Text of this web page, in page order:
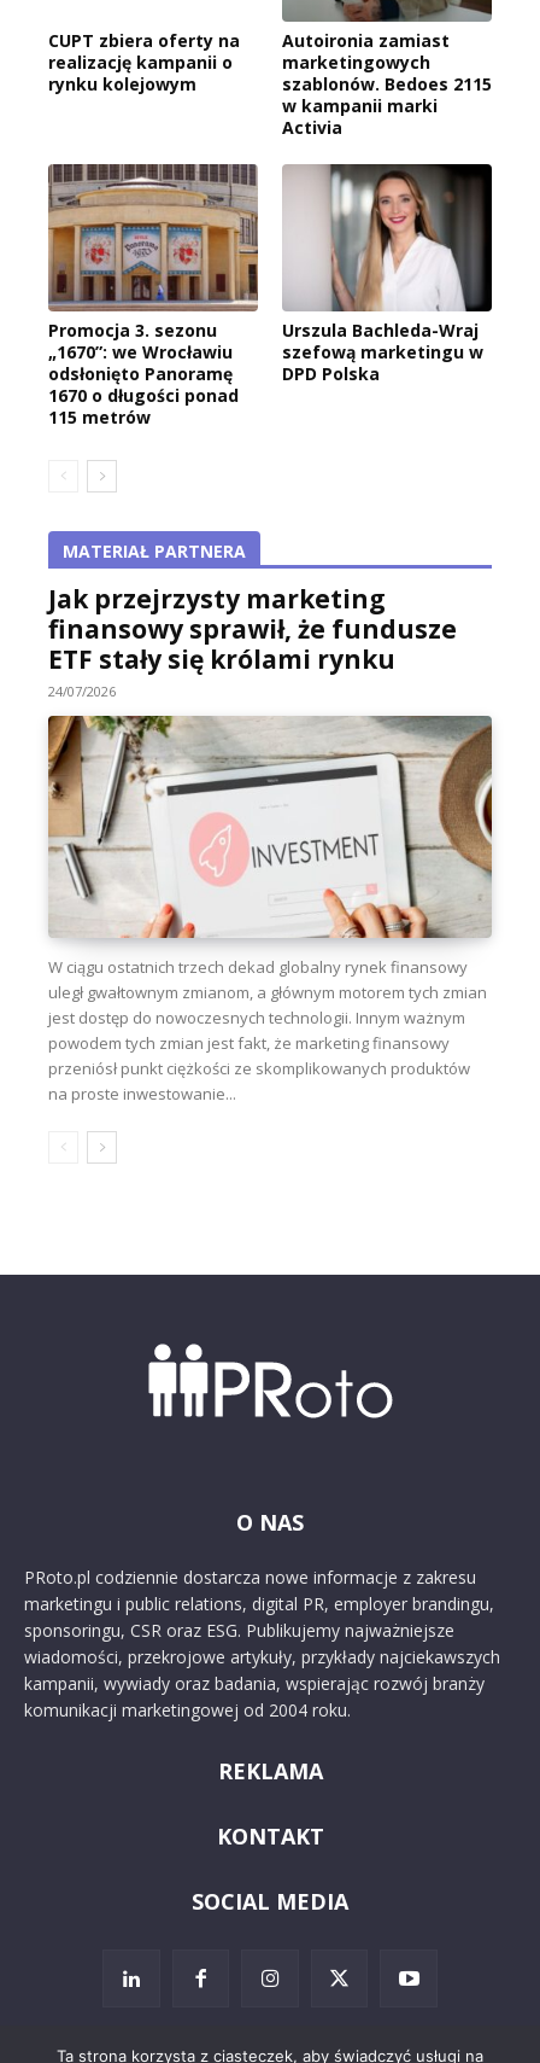
CUPT zbiera oferty na
realizację kampanii o
rynku kolejowym
Autoironia zamiast
marketingowych
szablonów. Bedoes 2115
w kampanii marki
Activia
Promocja 3. sezonu
„1670”: we Wrocławiu
odsłonięto Panoramę
1670 o długości ponad
115 metrów
Urszula Bachleda-Wraj
szefową marketingu w
DPD Polska
MATERIAŁ PARTNERA
Jak przejrzysty marketing
finansowy sprawił, że fundusze
ETF stały się królami rynku
24/07/2026
W ciągu ostatnich trzech dekad globalny rynek finansowy
uległ gwałtownym zmianom, a głównym motorem tych zmian
jest dostęp do nowoczesnych technologii. Innym ważnym
powodem tych zmian jest fakt, że marketing finansowy
przeniósł punkt ciężkości ze skomplikowanych produktów
na proste inwestowanie...
O NAS
PRoto.pl codziennie dostarcza nowe informacje z zakresu
marketingu i public relations, digital PR, employer brandingu,
sponsoringu, CSR oraz ESG. Publikujemy najważniejsze
wiadomości, przekrojowe artykuły, przykłady najciekawszych
kampanii, wywiady oraz badania, wspierając rozwój branży
komunikacji marketingowej od 2004 roku.
REKLAMA
KONTAKT
SOCIAL MEDIA
Ta strona korzysta z ciasteczek, aby świadczyć usługi na